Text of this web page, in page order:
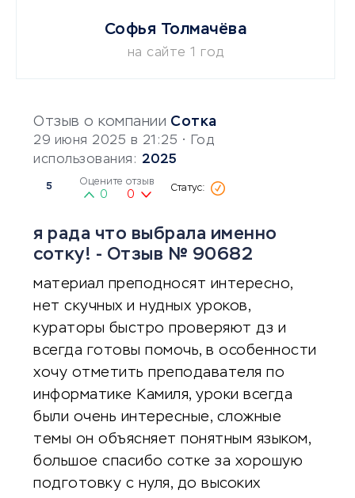
Отзыв о компании Сотка
29 июня 2025 в 21:25 • Год
использования: 2025
5 Оцените отзыв
0 0
я рада что выбрала именно
сотку! - Отзыв № 90682
материал преподносят интересно,
нет скучных и нудных уроков,
кураторы быстро проверяют дз и
всегда готовы помочь, в особенности
хочу отметить преподавателя по
информатике Камиля, уроки всегда
были очень интересные, сложные
темы он объясняет понятным языком,
большое спасибо сотке за хорошую
подготовку с нуля, до высоких
Софья Толмачёва
на сайте 1 год